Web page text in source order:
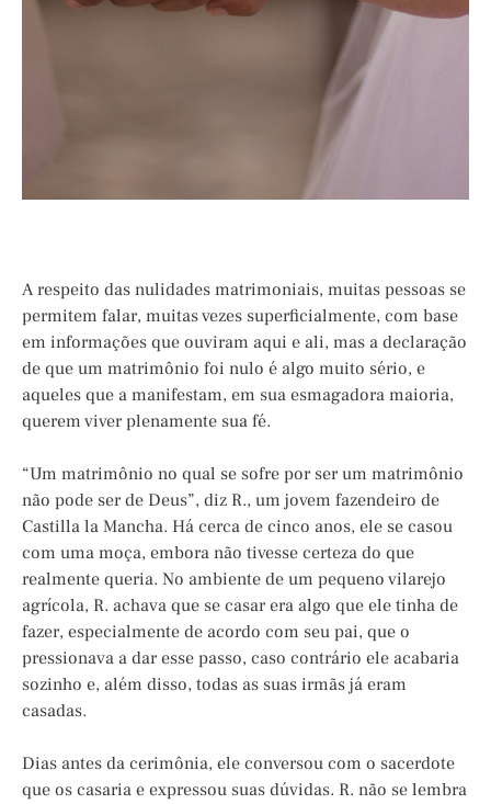
A respeito das nulidades matrimoniais, muitas pessoas se
permitem falar, muitas vezes superficialmente, com base
em informações que ouviram aqui e ali, mas a declaração
de que um matrimônio foi nulo é algo muito sério, e
aqueles que a manifestam, em sua esmagadora maioria,
querem viver plenamente sua fé.
“Um matrimônio no qual se sofre por ser um matrimônio
não pode ser de Deus”, diz R., um jovem fazendeiro de
Castilla la Mancha. Há cerca de cinco anos, ele se casou
com uma moça, embora não tivesse certeza do que
realmente queria. No ambiente de um pequeno vilarejo
agrícola, R. achava que se casar era algo que ele tinha de
fazer, especialmente de acordo com seu pai, que o
pressionava a dar esse passo, caso contrário ele acabaria
sozinho e, além disso, todas as suas irmãs já eram
casadas.
Dias antes da cerimônia, ele conversou com o sacerdote
que os casaria e expressou suas dúvidas. R. não se lembra